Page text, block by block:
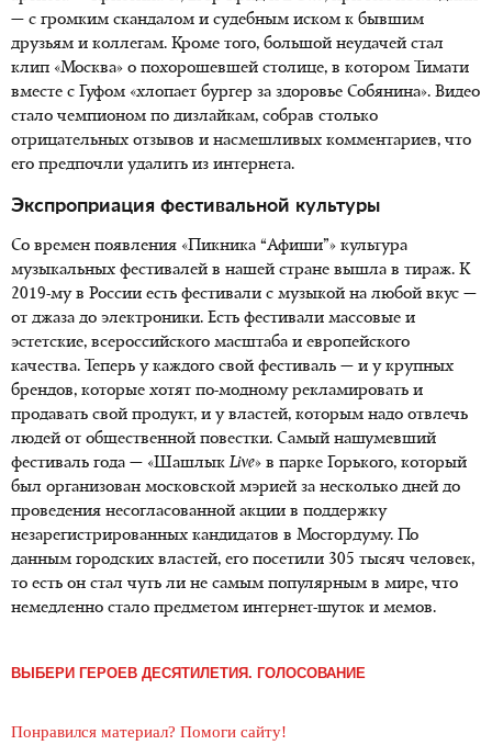
— с громким скандалом и судебным иском к бывшим
друзьям и коллегам. Кроме того, большой неудачей стал
клип «Москва» о похорошевшей столице, в котором Тимати
вместе с Гуфом «хлопает бургер за здоровье Собянина». Видео
стало чемпионом по дизлайкам, собрав столько
отрицательных отзывов и насмешливых комментариев, что
его предпочли удалить из интернета.
Экспроприация фестивальной культуры
Со времен появления «Пикника “Афиши”» культура
музыкальных фестивалей в нашей стране вышла в тираж. К
2019-му в России есть фестивали с музыкой на любой вкус —
от джаза до электроники. Есть фестивали массовые и
эстетские, всероссийского масштаба и европейского
качества. Теперь у каждого свой фестиваль — и у крупных
брендов, которые хотят по-модному рекламировать и
продавать свой продукт, и у властей, которым надо отвлечь
людей от общественной повестки. Самый нашумевший
фестиваль года — «ШашлыкLive» в парке Горького, который
был организован московской мэрией за несколько дней до
проведения несогласованной акции в поддержку
незарегистрированных кандидатов в Мосгордуму. По
данным городских властей, его посетили 305 тысяч человек,
то есть он стал чуть ли не самым популярным в мире, что
немедленно стало предметом интернет-шуток и мемов.
ВЫБЕРИ ГЕРОЕВ ДЕСЯТИЛЕТИЯ. ГОЛОСОВАНИЕ
Понравился материал? Помоги сайту!